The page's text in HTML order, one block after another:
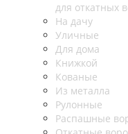
для откатных
На дачу
Уличные
Для дома
Книжкой
Кованые
Из металла
Рулонные
Распашные